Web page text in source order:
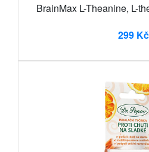
BrainMax L-Theanine, L-
299 Kč